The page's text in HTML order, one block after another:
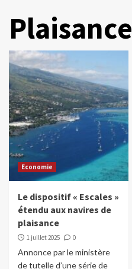
Plaisance
Economie
Le dispositif « Escales »
étendu aux navires de
plaisance
1 juillet 2025 0
Annonce par le ministère
de tutelle d’une série de